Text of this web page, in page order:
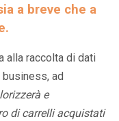
a breve che a
alla raccolta di dati
ad
e
di carrelli acquistati